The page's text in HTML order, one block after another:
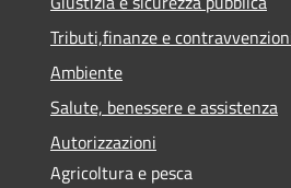
Tributi,finanze e
Ambiente
Salute, benessere e assistenza
Autorizzazioni
Agricoltura e pesca